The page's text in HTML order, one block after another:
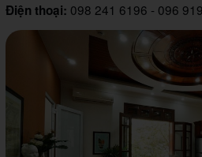
Điện thoại: 098 241 6196 - 096